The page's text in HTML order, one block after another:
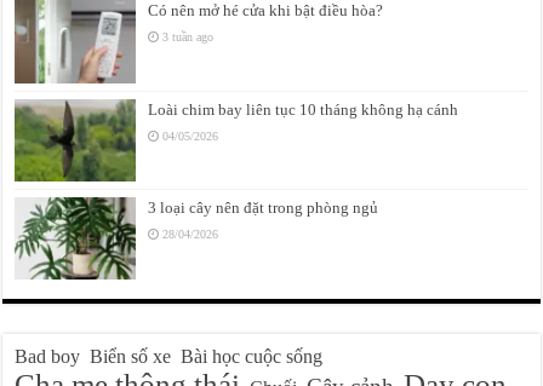
Có nên mở hé cửa khi bật điều hòa?
3 tuần ago
Loài chim bay liên tục 10 tháng không hạ cánh
04/05/2026
3 loại cây nên đặt trong phòng ngủ
28/04/2026
Bad boy Biển số xe Bài học cuộc sống